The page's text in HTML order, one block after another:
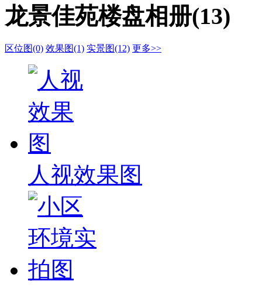
龙景佳苑楼盘相册(13)
区位图(0) 效果图(1) 实景图(12) 更多>>
人视效果图